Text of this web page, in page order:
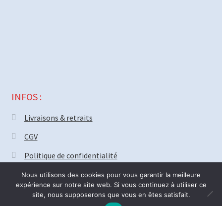
Nous serons fermé vendredi 31 Juillet pour deux semaines. Bonnes
INFOS :
Livraisons & retraits
CGV
Politique de confidentialité
© MECAPARTS 2021 ~ création siteWeb18.net
Nous utilisons des cookies pour vous garantir la meilleure
expérience sur notre site web. Si vous continuez à utiliser ce
site, nous supposerons que vous en êtes satisfait.